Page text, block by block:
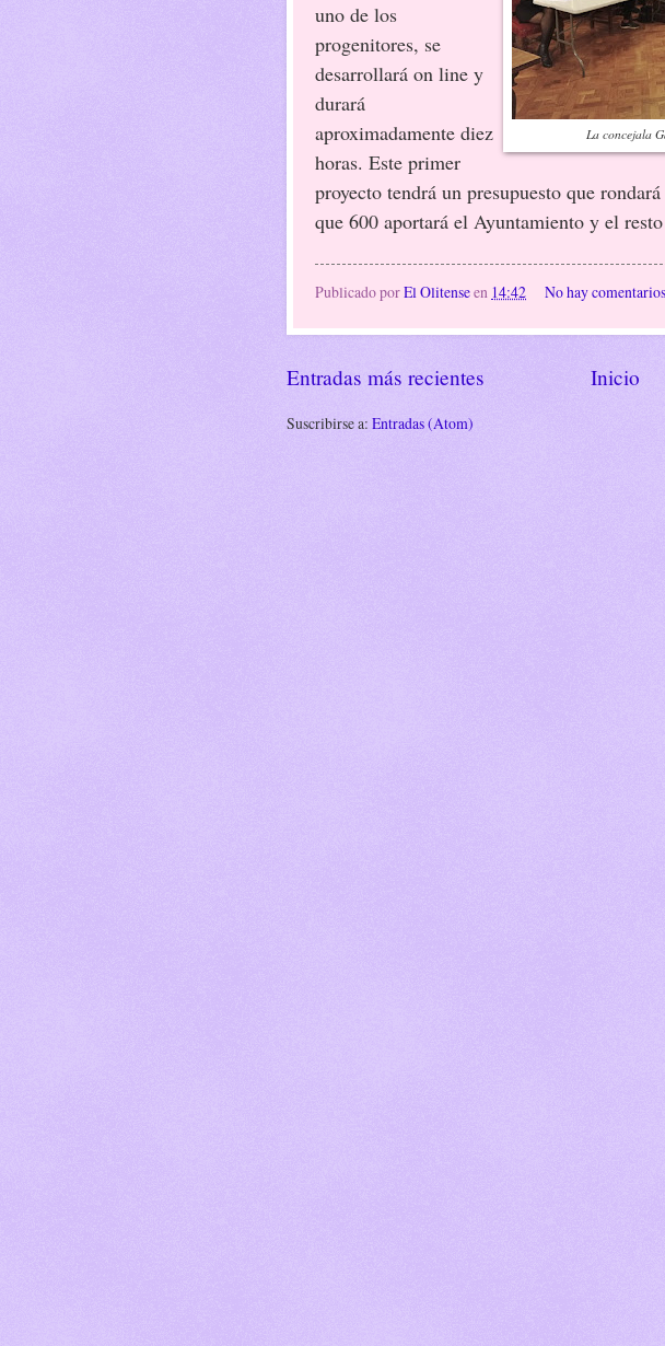
La concejala
uno de los
progenitores, se
desarrollará on line y
durará
aproximadamente diez
horas. Este primer
proyecto tendrá un presupuesto que
que 600 aportará el Ayuntamiento y el
Publicado porEl Olitenseen 14:42 No hay
Entradas más recientes Inicio
Suscribirse a: Entradas (Atom)